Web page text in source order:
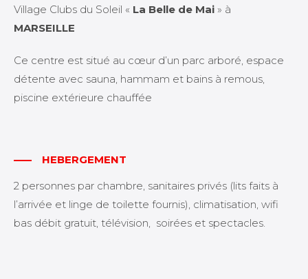
Village Clubs du Soleil « La Belle de Mai » à
MARSEILLE
Ce centre est situé au cœur d’un parc arboré, espace
détente avec sauna, hammam et bains à remous,
piscine extérieure chauffée
HEBERGEMENT
2 personnes par chambre, sanitaires privés (lits faits à
l’arrivée et linge de toilette fournis), climatisation, wifi
bas débit gratuit, télévision, soirées et spectacles.